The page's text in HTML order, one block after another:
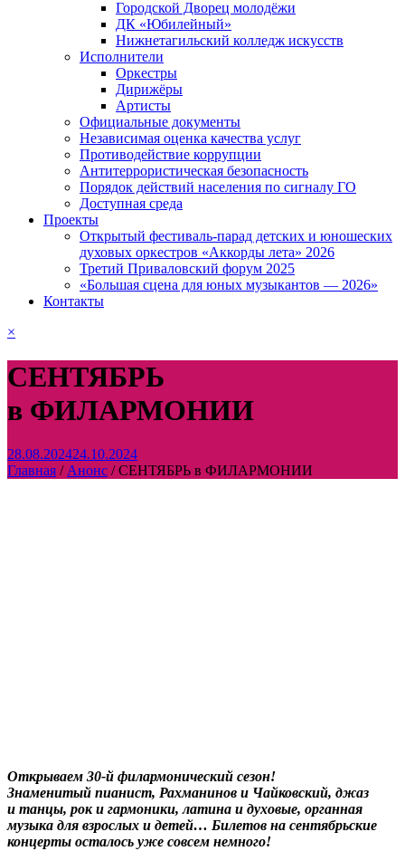
Городской Дворец молодёжи
ДК «Юбилейный»
Нижнетагильский колледж искусств
Исполнители
Оркестры
Дирижёры
Артисты
Официальные документы
Независимая оценка качества услуг
Противодействие коррупции
Антитеррористическая безопасность
Порядок действий населения по сигналу ГО
Доступная среда
Проекты
Открытый фестиваль-парад детских и юношеских
духовых оркестров «Аккорды лета» 2026
Третий Приваловский форум 2025
«Большая сцена для юных музыкантов — 2026»
Контакты
×
СЕНТЯБРЬ
в ФИЛАРМОНИИ
28.08.202424.10.2024
Главная / Анонс /СЕНТЯБРЬ в ФИЛАРМОНИИ
Открываем 30-й филармонический сезон!
Знаменитый пианист, Рахманинов и Чайковский, джаз
и танцы, рок и гармоники, латина и духовые, органная
музыка для взрослых и детей… Билетов на сентябрьские
концерты осталось уже совсем немного!